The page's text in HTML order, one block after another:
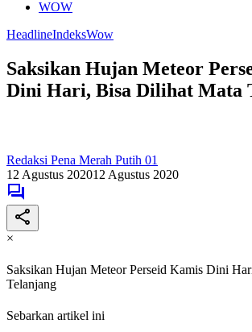
WOW
HeadlineIndeksWow
Saksikan Hujan Meteor
Dini Hari, Bisa Dilihat Mata
Redaksi Pena Merah Putih 01
12 Agustus 202012 Agustus 2020
×
Saksikan Hujan Meteor Perseid Kamis Dini
Telanjang
Sebarkan artikel ini